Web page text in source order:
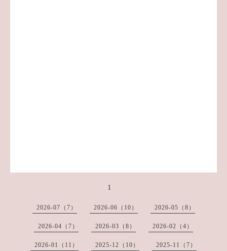
1
2026-07（7） 2026-06（10） 2026-05（8）
2026-04（7） 2026-03（8） 2026-02（4）
2026-01（11） 2025-12（10） 2025-11（7）